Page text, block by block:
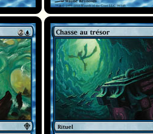
Chasse au trésor